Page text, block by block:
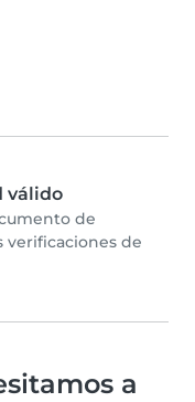
válido
de
de
a